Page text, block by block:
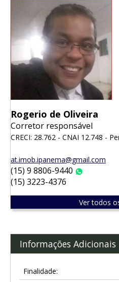
Rogerio de Oliveira
Corretor responsável
CRECI: 28.762 - CNAI 12.748 -
at.imob.ipanema@gmail.com
(15) 9 8806-9440
(15) 3223-4376
Ver todos
Informações Adicionais
Finalidade: